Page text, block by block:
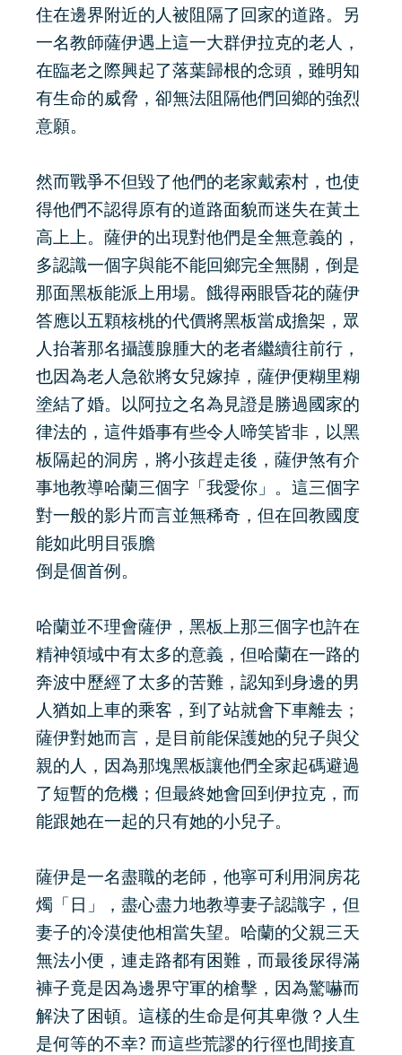
住在邊界附近的人被阻隔了回家的道路。另
一名教師薩伊遇上這一大群伊拉克的老人，
在臨老之際興起了落葉歸根的念頭，雖明知
有生命的威脅，卻無法阻隔他們回鄉的強烈
意願。
然而戰爭不但毀了他們的老家戴索村，也使
得他們不認得原有的道路面貌而迷失在黃土
高上上。薩伊的出現對他們是全無意義的，
多認識一個字與能不能回鄉完全無關，倒是
那面黑板能派上用場。餓得兩眼昏花的薩伊
答應以五顆核桃的代價將黑板當成擔架，眾
人抬著那名攝護腺腫大的老者繼續往前行，
也因為老人急欲將女兒嫁掉，薩伊便糊里糊
塗結了婚。以阿拉之名為見證是勝過國家的
律法的，這件婚事有些令人啼笑皆非，以黑
板隔起的洞房，將小孩趕走後，薩伊煞有介
事地教導哈蘭三個字「我愛你」。這三個字
對一般的影片而言並無稀奇，但在回教國度
能如此明目張膽
倒是個首例。
哈蘭並不理會薩伊，黑板上那三個字也許在
精神領域中有太多的意義，但哈蘭在一路的
奔波中歷經了太多的苦難，認知到身邊的男
人猶如上車的乘客，到了站就會下車離去；
薩伊對她而言，是目前能保護她的兒子與父
親的人，因為那塊黑板讓他們全家起碼避過
了短暫的危機；但最終她會回到伊拉克，而
能跟她在一起的只有她的小兒子。
薩伊是一名盡職的老師，他寧可利用洞房花
燭「日」，盡心盡力地教導妻子認識字，但
妻子的冷漠使他相當失望。哈蘭的父親三天
無法小便，連走路都有困難，而最後尿得滿
褲子竟是因為邊界守軍的槍擊，因為驚嚇而
解決了困頓。這樣的生命是何其卑微？人生
是何等的不幸? 而這些荒謬的行徑也間接直